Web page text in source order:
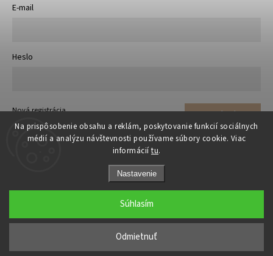
Na prispôsobenie obsahu a reklám, poskytovanie funkcií sociálnych
médií a analýzu návštevnosti používame súbory cookie. Viac
informácií tu.
Nastavenie
Odmietnuť
Súhlasím
E-mail
Heslo
Prihlásiť sa
Nová registrácia
Zabudnuté heslo
Upraviť nastavenie cookies